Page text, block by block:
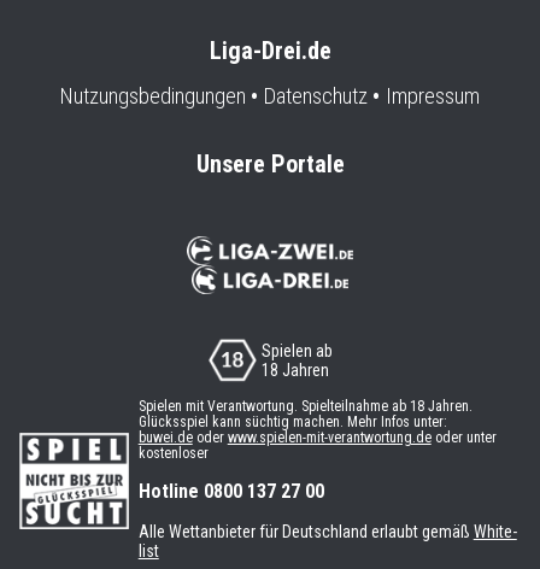
Liga-Drei.de
Nutzungsbedingungen Datenschutz Impressum
Unsere Portale
Spielen ab
18 Jahren
Spielen mit Verantwortung. Spielteilnahme ab 18 Jahren.
Glücksspiel kann süchtig machen. Mehr Infos unter:
buwei.deoder www.spielen-mit-verantwortung.deoder unter
kostenloser
Hotline 0800 137 27 00
Alle Wettanbieter für Deutschland erlaubt gemäß White-
list